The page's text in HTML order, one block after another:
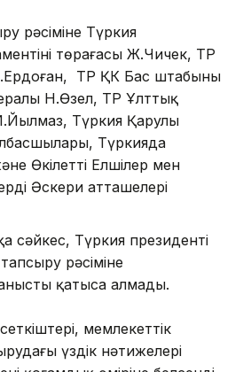
рәсіміне Түркия
төрағасы Ж.Чичек, ТР
ТР ҚК Бас штабының
Н.Өзел, ТР Ұлттық
Түркия Қарулы
Түркияда
Өкілетті Елшілер мен
Әскери атташелері
сәйкес, Түркия президенті
рәсіміне
қатыса алмады.
мемлекеттік
үздік нәтижелері